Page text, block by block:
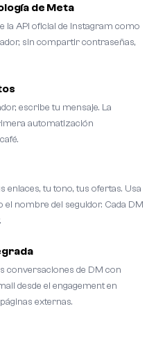
de Meta
la API oficial de Instagram como
sin compartir contraseñas,
escribe tu mensaje. La
automatización
enlaces, tu tono, tus ofertas. Usa
nombre del seguidor. Cada DM
conversaciones de DM con
desde el engagement en
externas.